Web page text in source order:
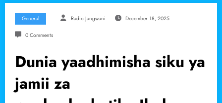
General Radio Jangwani December 18, 2025
0 Comments
Dunia yaadhimisha siku ya
jamii za